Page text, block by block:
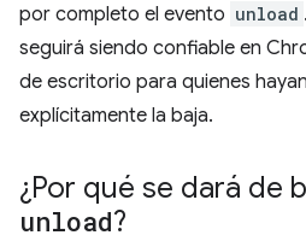
por completo el evento unload
seguirá siendo confiable en
de escritorio para quienes
explícitamente la baja.
¿Por qué se dará de
unload?